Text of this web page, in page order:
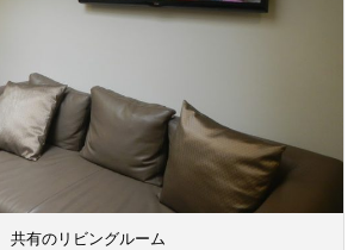
共有のリビングルーム